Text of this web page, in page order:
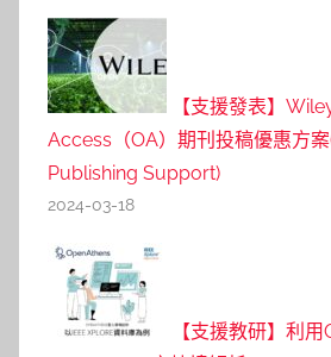
【支援發表】
Access（OA）期刊投稿優惠方
Publishing Support)
2024-03-18
【支援教研】利